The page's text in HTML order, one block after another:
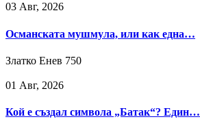
03 Авг, 2026
Османската мушмула, или как една…
Златко Енев 750
01 Авг, 2026
Кой е създал символа „Батак“? Един…